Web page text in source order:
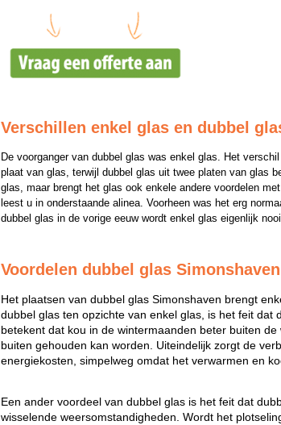
Verschillen enkel glas en dubbel
De voorganger van dubbel glas was enkel glas. Het
plaat van glas, terwijl dubbel glas uit twee platen van glas
glas, maar brengt het glas ook enkele andere voordelen
leest u in onderstaande alinea. Voorheen was het erg
dubbel glas in de vorige eeuw wordt enkel glas eigenlijk
Voordelen dubbel glas Simonshaven
Het plaatsen van dubbel glas Simonshaven brengt
dubbel glas ten opzichte van enkel glas, is het feit
betekent dat kou in de wintermaanden beter buiten
buiten gehouden kan worden. Uiteindelijk zorgt de
energiekosten, simpelweg omdat het verwarmen en
Een ander voordeel van dubbel glas is het feit dat
wisselende weersomstandigheden. Wordt het